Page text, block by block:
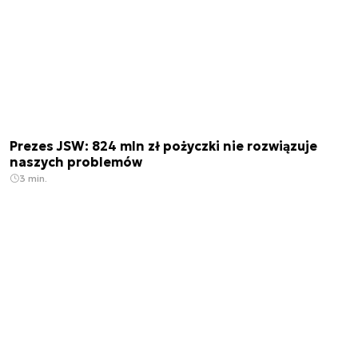
Prezes JSW: 824 mln zł pożyczki nie rozwiązuje
naszych problemów
3 min.